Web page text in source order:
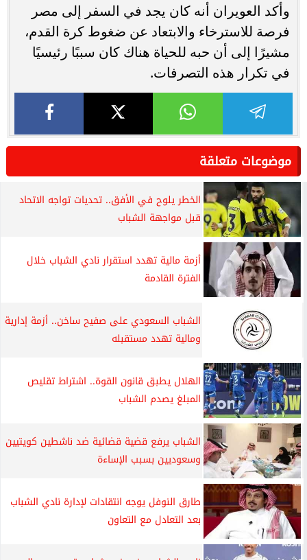
وأكد العويران أنه كان يجد في السفر إلى مصر
فرصة للاسترخاء والابتعاد عن ضغوط كرة القدم،
مشيرًا إلى أن حبه للحياة هناك كان سببًا رئيسيًا
في تكرار هذه التصرفات.
موضوعات متعلقة
الخطر يلوح في الأفق.. تحديات تواجه الاتحاد
قبل مواجهة الشباب
أزمة مالية تهدد استقرار نادي الشباب خلال
الفترة القادمة
الشباب السعودي على صفيح ساخن.. أزمة إدارية
ومالية تهدد مستقبله
الهلال يطبق قانون القوة.. اشتراط تقليص
المبلغ يصدم الشباب
الشباب يرفع قضية قضائية ضد ناشطين كويتيين
وسعوديين بسبب الإساءة
طارق النوفل يوجه انتقادات لإدارة نادي الشباب
بعد التعادل مع التعاون